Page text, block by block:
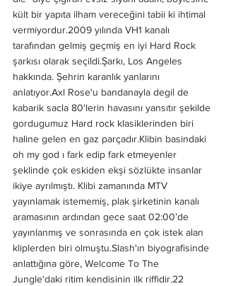
kült bir yapıta ilham vereceğini tabii ki ihtimal
vermiyordur.2009 yılında VH1 kanalı
tarafından gelmiş geçmiş en iyi Hard Rock
şarkısı olarak seçildi.Şarkı, Los Angeles
hakkında. Şehrin karanlık yanlarını
anlatıyor.Axl Rose'u bandanayla degil de
kabarik sacla 80'lerin havasını yansıtır şekilde
gordugumuz Hard rock klasiklerinden biri
haline gelen en gaz parçadır.Klibin basindaki
oh my god ı fark edip fark etmeyenler
şeklinde çok eskiden ekşi sözlükte insanlar
ikiye ayrılmıştı. Klibi zamanında MTV
yayınlamak istememiş, plak şirketinin kanalı
aramasının ardından gece saat 02:00’de
yayınlanmış ve sonrasında en çok istek alan
kliplerden biri olmuştu.Slash'ın biyografisinde
anlattığına göre, Welcome To The
Jungle'daki ritim kendisinin ilk riffidir.22